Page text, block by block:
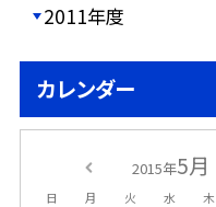
2011年度
カレンダー
2015年5月
日 月 火 水 木